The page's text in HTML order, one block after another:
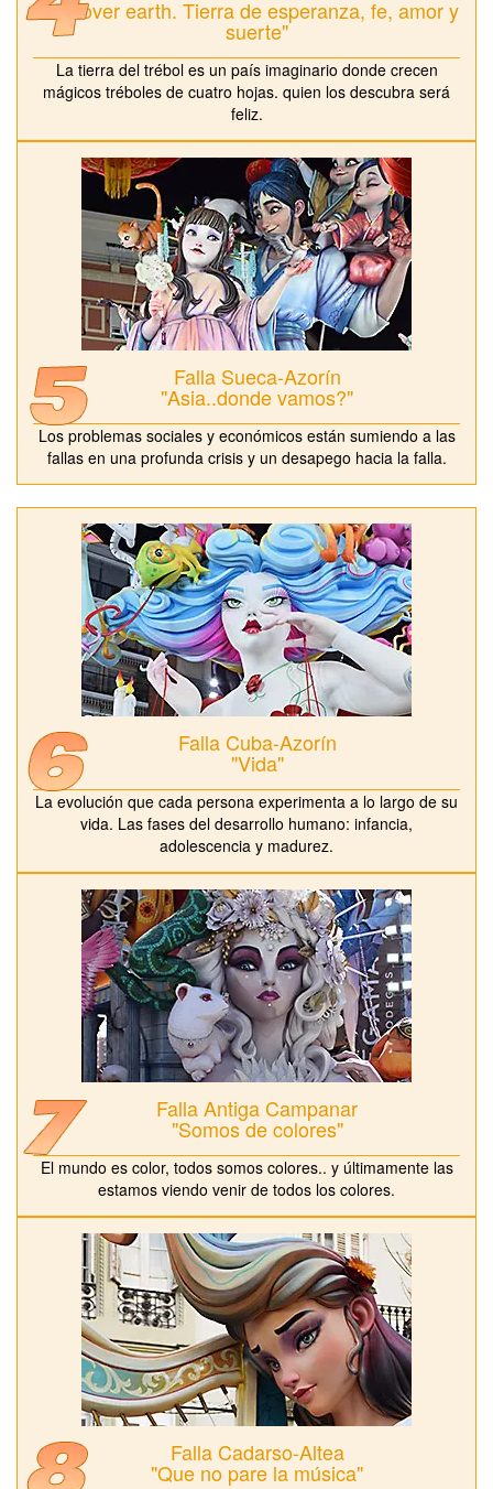
"Clover earth. Tierra de esperanza, fe, amor y
suerte"
La tierra del trébol es un país imaginario donde crecen
mágicos tréboles de cuatro hojas. quien los descubra será
feliz.
Falla Sueca-Azorín
"Asia..donde vamos?"
Los problemas sociales y económicos están sumiendo a las
fallas en una profunda crisis y un desapego hacia la falla.
Falla Cuba-Azorín
"Vida"
La evolución que cada persona experimenta a lo largo de su
vida. Las fases del desarrollo humano: infancia,
adolescencia y madurez.
Falla Antiga Campanar
"Somos de colores"
El mundo es color, todos somos colores.. y últimamente las
estamos viendo venir de todos los colores.
Falla Cadarso-Altea
"Que no pare la música"